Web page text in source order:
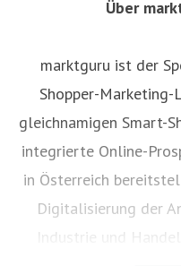
Über
marktguru ist der
Shopper-Marketing-
gleichnamigen Smart-
integrierte Online-
in Österreich
Digitalisierung der
Industrie und